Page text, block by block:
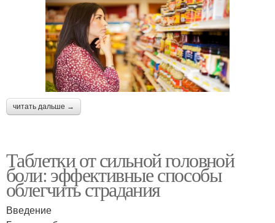
читать дальше →
Таблетки от сильной головной
боли: эффективные способы
облегчить страдания
Введение